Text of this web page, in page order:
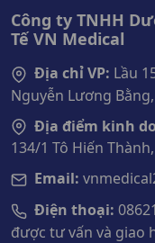
Công ty TNHH
Tế VN Medical
Địa chỉ VP: Lầu
Nguyễn Lương Bằng,
Địa điểm kinh
134/1 Tô Hiến
Email:
Điện thoại:
được tư vấn và giao